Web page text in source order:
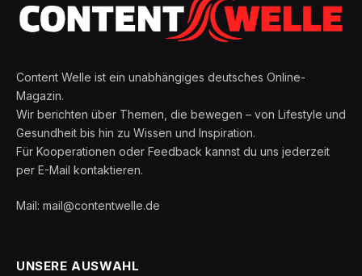
Content Welle ist ein unabhängiges deutsches Online-
Magazin.
Wir berichten über Themen, die bewegen – von Lifestyle und
Gesundheit bis hin zu Wissen und Inspiration.
Für Kooperationen oder Feedback kannst du uns jederzeit
per E-Mail kontaktieren.
Mail: mail@contentwelle.de
UNSERE AUSWAHL